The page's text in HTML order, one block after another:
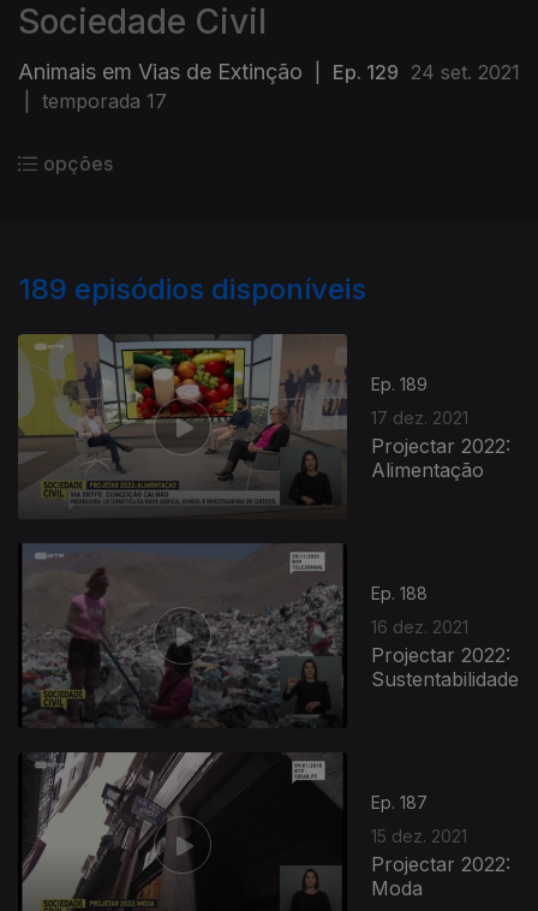
Sociedade Civil
Animais em Vias de Extinção Ep. 129 24 set. 2021
temporada 17
opções
189 episódios disponíveis
Ep. 189
17 dez. 2021
Projectar 2022:
Alimentação
Ep. 188
16 dez. 2021
Projectar 2022:
Sustentabilidade
Ep. 187
15 dez. 2021
Projectar 2022:
Moda